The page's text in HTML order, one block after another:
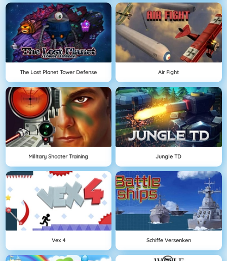
The Lost Planet Tower Defense Air Fight
Military Shooter Training Jungle TD
Vex 4 Schiffe Versenken